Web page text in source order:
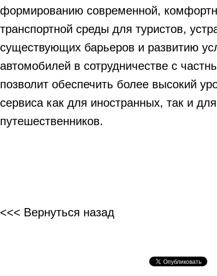
формированию современной,
транспортной среды для туристов,
существующих барьеров и развитию
автомобилей в сотрудничестве с
позволит обеспечить более высокий
сервиса как для иностранных, так и
путешественников.
<<< Вернуться назад